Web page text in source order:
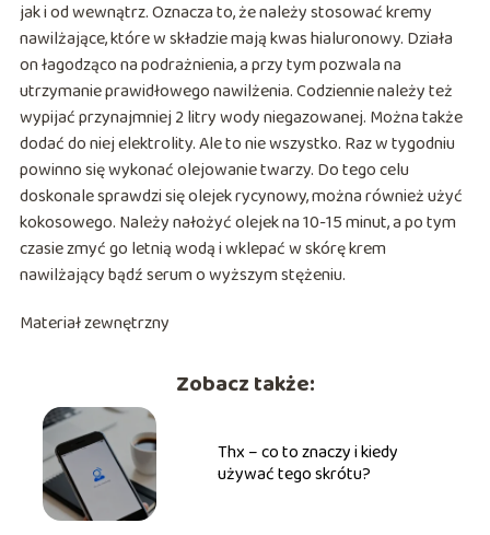
jak i od wewnątrz. Oznacza to, że należy stosować kremy
nawilżające, które w składzie mają kwas hialuronowy. Działa
on łagodząco na podrażnienia, a przy tym pozwala na
utrzymanie prawidłowego nawilżenia. Codziennie należy też
wypijać przynajmniej 2 litry wody niegazowanej. Można także
dodać do niej elektrolity. Ale to nie wszystko. Raz w tygodniu
powinno się wykonać olejowanie twarzy. Do tego celu
doskonale sprawdzi się olejek rycynowy, można również użyć
kokosowego. Należy nałożyć olejek na 10-15 minut, a po tym
czasie zmyć go letnią wodą i wklepać w skórę krem
nawilżający bądź serum o wyższym stężeniu.
Materiał zewnętrzny
Zobacz także:
Thx – co to znaczy i kiedy
używać tego skrótu?